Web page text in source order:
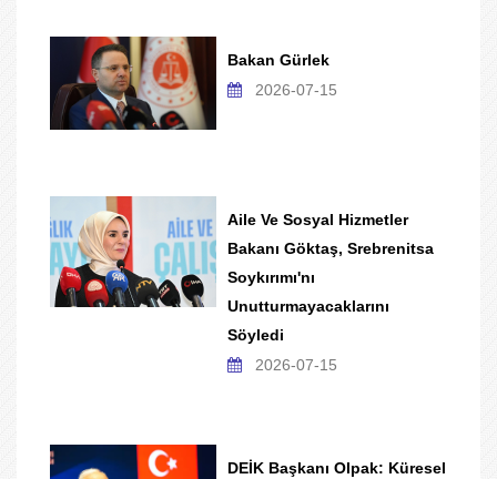
Bakan Gürlek
2026-07-15
Aile Ve Sosyal Hizmetler
Bakanı Göktaş, Srebrenitsa
Soykırımı'nı
Unutturmayacaklarını
Söyledi
2026-07-15
DEİK Başkanı Olpak: Küresel